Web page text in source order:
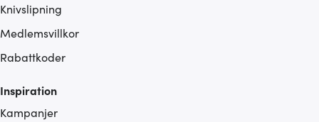
Knivslipning
Medlemsvillkor
Rabattkoder
Inspiration
Kampanjer